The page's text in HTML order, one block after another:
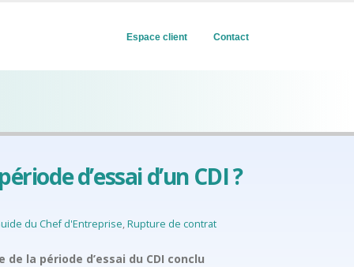
Espace client Contact
d’essai d’un CDI ?
du Chef d'Entreprise,Rupture de contrat
la période d’essai du CDI conclu